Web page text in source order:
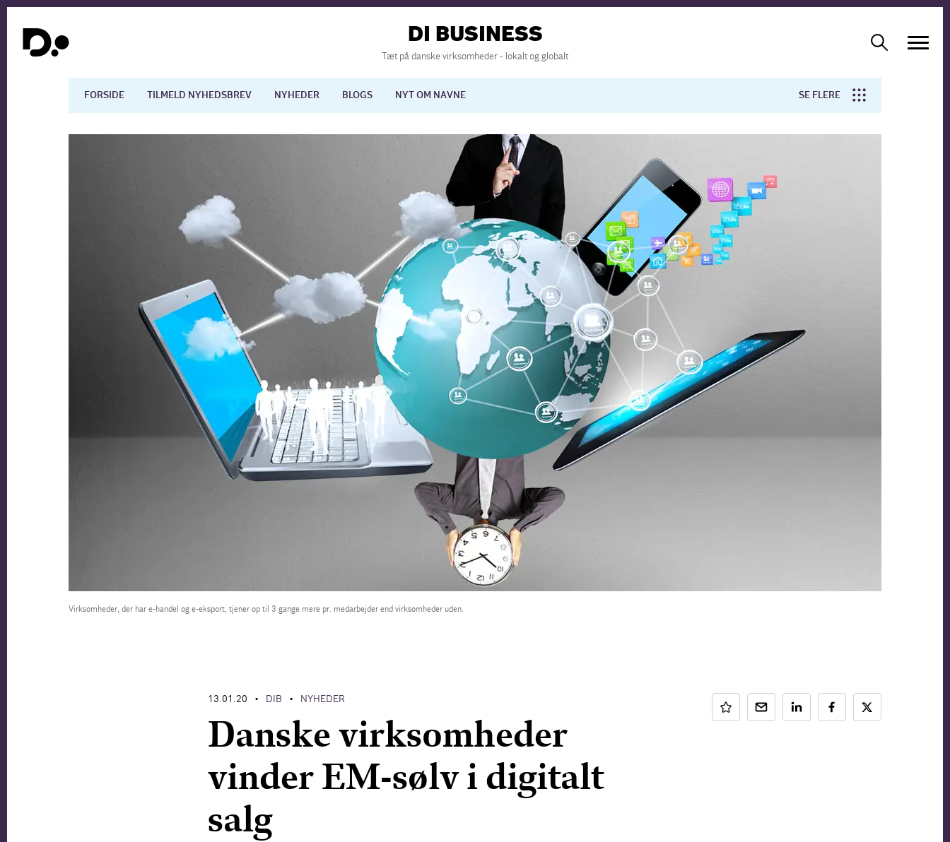
DI BUSINESS
Tæt på danske virksomheder - lokalt og globalt
FORSIDE TILMELD NYHEDSBREV NYHEDER BLOGS NYT OM NAVNE SE FLERE
International økonomi
Europapolitik Forskning
Virksomheder, der har e-handel og e-eksport, tjener op til 3 gange mere pr. medarbejder end virksomheder uden.
13.01.20 • DIB • NYHEDER
Danske virksomheder
vinder EM-sølv i digitalt
salg